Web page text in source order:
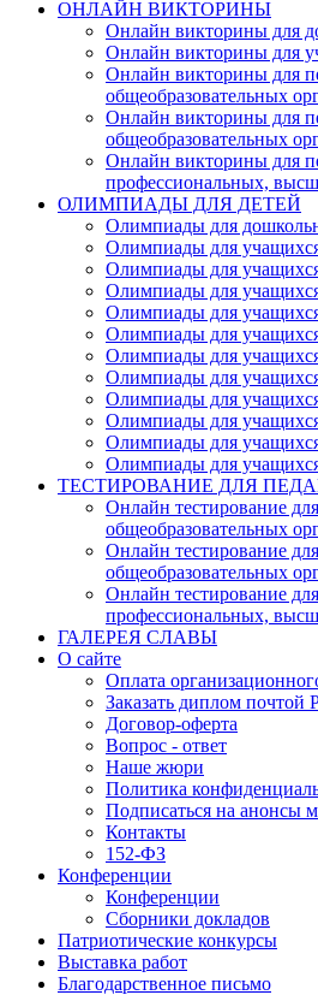
ОНЛАЙН ВИКТОРИНЫ
Онлайн викторины для
Онлайн викторины для
Онлайн викторины для
общеобразовательных
Онлайн викторины для
общеобразовательных
Онлайн викторины для
профессиональных,
ОЛИМПИАДЫ ДЛЯ ДЕТЕЙ
Олимпиады для
Олимпиады для
Олимпиады для
Олимпиады для
Олимпиады для
Олимпиады для
Олимпиады для
Олимпиады для
Олимпиады для
Олимпиады для
Олимпиады для
Олимпиады для
ТЕСТИРОВАНИЕ ДЛЯ
Онлайн тестирование
общеобразовательных
Онлайн тестирование
общеобразовательных
Онлайн тестирование
профессиональных,
ГАЛЕРЕЯ СЛАВЫ
О сайте
Оплата
Заказать диплом почтой
Договор-оферта
Вопрос - ответ
Наше жюри
Политика
Подписаться на анонсы
Контакты
152-ФЗ
Конференции
Конференции
Сборники докладов
Патриотические конкурсы
Выставка работ
Благодарственное письмо